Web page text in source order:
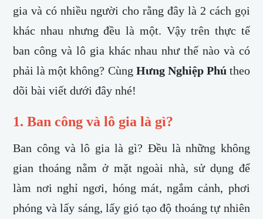
gia và có nhiều người cho rằng đây là 2 cách gọi
khác nhau nhưng đều là một. Vậy trên thực tế
ban công và lô gia khác nhau như thế nào và có
phải là một không? Cùng Hưng Nghiệp Phú theo
dõi bài viết dưới đây nhé!
1. Ban công và lô gia là gì?
​Ban công và lô gia là gì? Đều là những không
gian thoáng nằm ở mặt ngoài nhà, sử dụng để
làm nơi nghỉ ngơi, hóng mát, ngắm cảnh, phơi
phóng và lấy sáng, lấy gió tạo độ thoáng tự nhiên